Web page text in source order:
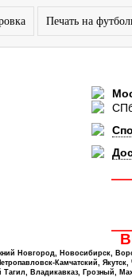
Печать на
Новгород, Новосибирск,
Камчатский,
Владикавказ, Грозный,